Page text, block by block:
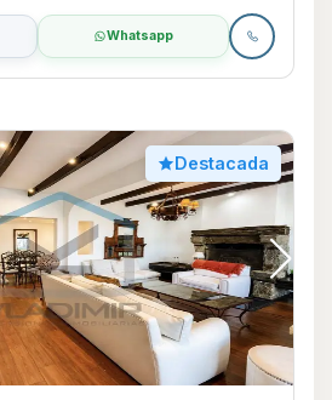
Whatsapp
Destacada